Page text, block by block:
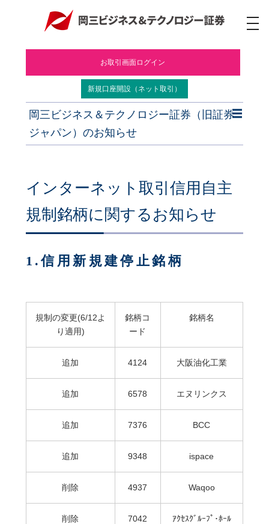
ナ
ビ
インターネット取引信用自主
規制銘柄に関するお知らせ
1.信用新規建停止銘柄
規制の変更(6/12よ
り適用)
銘柄コ
ード
銘柄名
追加 4124 大阪油化工業
追加 6578 エヌリンクス
追加 7376 BCC
追加 9348 ispace
削除 4937 Waqoo
削除 7042
ｱｸｾｽｸﾞﾙｰﾌﾟ･ﾎｰﾙ
お取引画面ログイン
新規口座開設（ネット取引）
岡三ビジネス＆テクノロジー証券（旧証券
ジャパン）のお知らせ